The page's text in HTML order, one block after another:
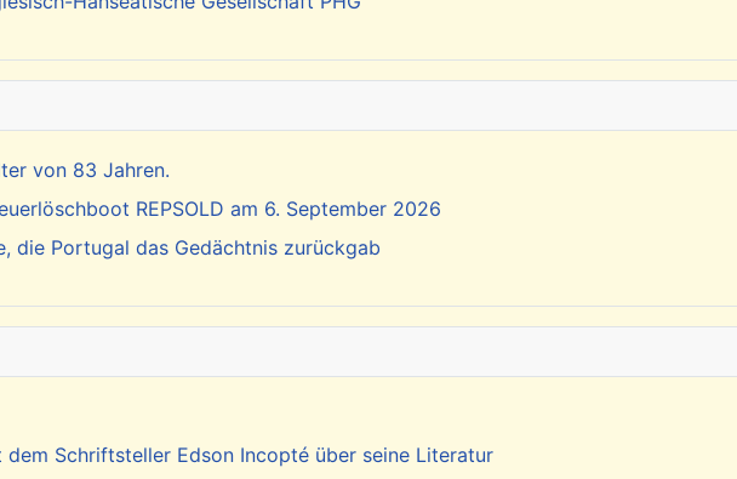
von 83 Jahren.
REPSOLD am 6. September 2026
die Portugal das Gedächtnis zurückgab
dem Schriftsteller Edson Incopté über seine Literatur